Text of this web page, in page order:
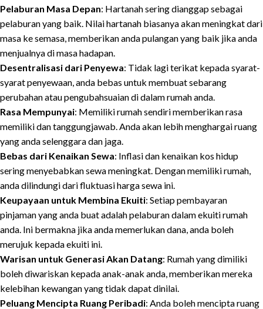
Pelaburan Masa Depan: Hartanah sering dianggap sebagai
pelaburan yang baik. Nilai hartanah biasanya akan meningkat dari
masa ke semasa, memberikan anda pulangan yang baik jika anda
menjualnya di masa hadapan.
Desentralisasi dari Penyewa: Tidak lagi terikat kepada syarat-
syarat penyewaan, anda bebas untuk membuat sebarang
perubahan atau pengubahsuaian di dalam rumah anda.
Rasa Mempunyai: Memiliki rumah sendiri memberikan rasa
memiliki dan tanggungjawab. Anda akan lebih menghargai ruang
yang anda selenggara dan jaga.
Bebas dari Kenaikan Sewa: Inflasi dan kenaikan kos hidup
sering menyebabkan sewa meningkat. Dengan memiliki rumah,
anda dilindungi dari fluktuasi harga sewa ini.
Keupayaan untuk Membina Ekuiti: Setiap pembayaran
pinjaman yang anda buat adalah pelaburan dalam ekuiti rumah
anda. Ini bermakna jika anda memerlukan dana, anda boleh
merujuk kepada ekuiti ini.
Warisan untuk Generasi Akan Datang: Rumah yang dimiliki
boleh diwariskan kepada anak-anak anda, memberikan mereka
kelebihan kewangan yang tidak dapat dinilai.
Peluang Mencipta Ruang Peribadi: Anda boleh mencipta ruang